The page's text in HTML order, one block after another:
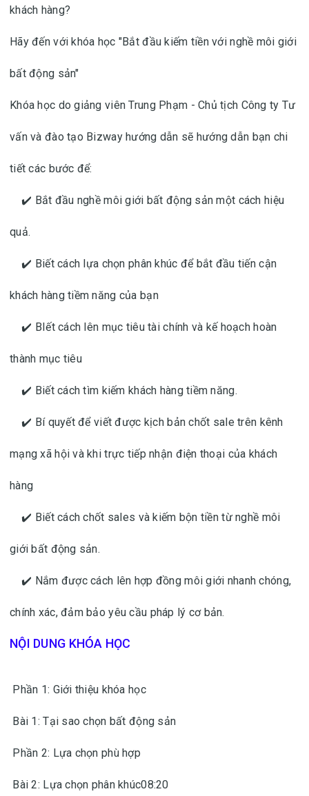
khách hàng?
Hãy đến với khóa học "Bắt đầu kiếm tiền với nghề môi giới
bất động sản"
Khóa học do giảng viên Trung Phạm - Chủ tịch Công ty Tư
vấn và đào tạo Bizway hướng dẫn sẽ hướng dẫn bạn chi
tiết các bước để:
✔️ Bắt đầu nghề môi giới bất động sản một cách hiệu
quả.
✔️ Biết cách lựa chọn phân khúc để bắt đầu tiến cận
khách hàng tiềm năng của bạn
✔️ BIết cách lên mục tiêu tài chính và kế hoạch hoàn
thành mục tiêu
✔️ Biết cách tìm kiếm khách hàng tiềm năng.
✔️ Bí quyết để viết được kịch bản chốt sale trên kênh
mạng xã hội và khi trực tiếp nhận điện thoại của khách
hàng
✔️ Biết cách chốt sales và kiếm bộn tiền từ nghề môi
giới bất động sản.
✔️ Nắm được cách lên hợp đồng môi giới nhanh chóng,
chính xác, đảm bảo yêu cầu pháp lý cơ bản.
NỘI DUNG KHÓA HỌC
Phần 1: Giới thiệu khóa học
Bài 1: Tại sao chọn bất động sản
Phần 2: Lựa chọn phù hợp
Bài 2: Lựa chọn phân khúc08:20